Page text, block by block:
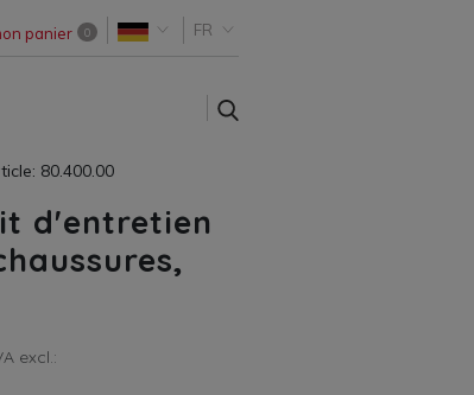
panier 0 FR
80.400.00
d'entretien
excl.: